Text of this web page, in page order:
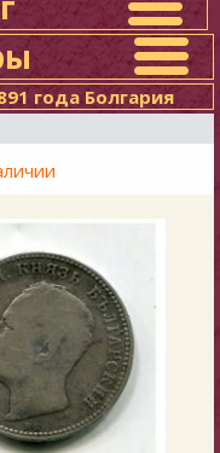
года Болгария